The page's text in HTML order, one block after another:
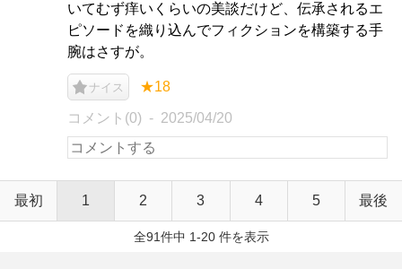
いてむず痒いくらいの美談だけど、伝承されるエ
ピソードを織り込んでフィクションを構築する手
腕はさすが。
ナイス ★18
コメント(0) 2025/04/20
最初 1 2 3 4 5 最後
全91件中 1-20 件を表示